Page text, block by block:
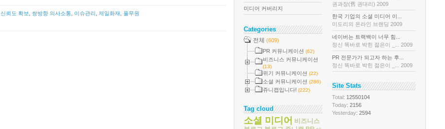
신뢰도 확보 쌍방향 의사소통 이슈관리 제일화재
풀무원
미디어 커버리지
Categories
전체 (609)
PR 커뮤니케이션 (62)
비즈니스 커뮤니케이션
(13)
위기 커뮤니케이션 (22)
소셜 커뮤니케이션 (286)
쥬니캡입니다! (222)
Tag cloud
소셜 미디어 비즈니스
권과장(舊 권대리) 2009
한국 기업의 소셜 미디어 이...
미도리의 온라인 브랜딩 2009
네이버는 트랙백이 너무 힘...
정신 똑바로 박힌 젊은이 _... 2009
PR 전문가가 되고자 하는 후...
정신 똑바로 박힌 젊은이 _... 2009
Site Stats
Total: 12550104
Today: 2156
Yesterday: 2594